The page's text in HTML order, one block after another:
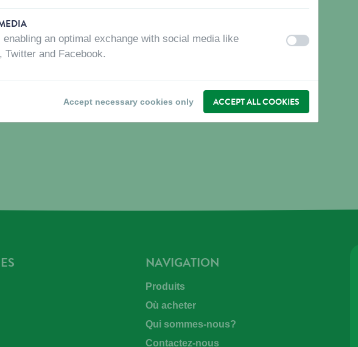
pas le cas, n'hésitez pas à leur
NAVIGATION
Produits
Où acheter
Qui sommes-nous?
Contactez-nous
enabling an optimal exchange with social media like
Twitter and Facebook.
off on
Accept necessary cookies only ACCEPT ALL COOKIES